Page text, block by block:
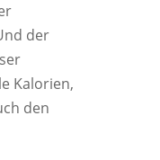
der
Kalorien,
den